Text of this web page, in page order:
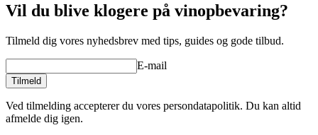
Vil du blive klogere på vinopbevaring?
Tilmeld dig vores nyhedsbrev med tips, guides og gode tilbud.
E-mail
Tilmeld
Ved tilmelding accepterer du vores persondatapolitik. Du kan altid
afmelde dig igen.